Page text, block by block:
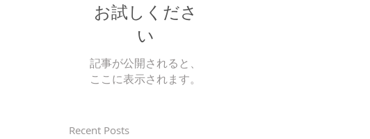
お試しくださ
い
記事が公開されると、
ここに表示されます。
Recent Posts